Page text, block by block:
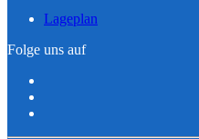
Lageplan
Folge uns auf